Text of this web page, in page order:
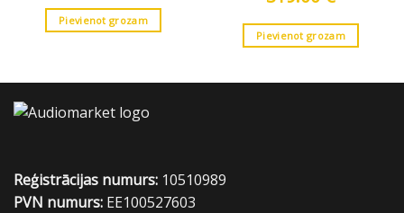
Pievienot grozam
Pievienot grozam
Reģistrācijas numurs: 10510989
PVN numurs: EE100527603